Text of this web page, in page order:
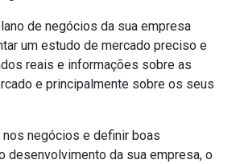
de negócios da sua empresa
um estudo de mercado preciso e
reais e informações sobre as
e principalmente sobre os seus
negócios e definir boas
desenvolvimento da sua empresa, o